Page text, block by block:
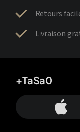
Retours
Livraison
+TaSa0